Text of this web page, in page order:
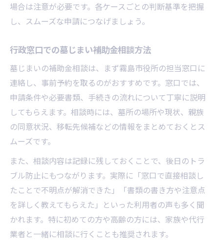
場合は注意が必要です。各ケースごとの判断基準を把握
し、スムーズな申請につなげましょう。
行政窓口での墓じまい補助金相談方法
墓じまいの補助金相談は、まず霧島市役所の担当窓口に
連絡し、事前予約を取るのがおすすめです。窓口では、
申請条件や必要書類、手続きの流れについて丁寧に説明
してもらえます。相談時には、墓所の場所や現状、親族
の同意状況、移転先候補などの情報をまとめておくとス
ムーズです。
また、相談内容は記録に残しておくことで、後日のトラ
ブル防止にもつながります。実際に「窓口で直接相談し
たことで不明点が解消できた」「書類の書き方や注意点
を詳しく教えてもらえた」といった利用者の声も多く聞
かれます。特に初めての方や高齢の方には、家族や代行
業者と一緒に相談に行くことも推奨されます。